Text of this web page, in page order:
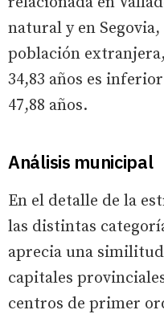
natural y en
población
34,83 años es
47,88 años.
Análisis municipal
En el detalle de la
las distintas
aprecia una
capitales
centros de primer